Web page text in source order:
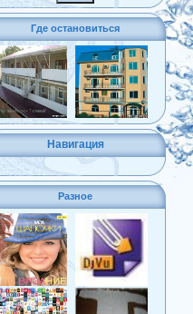
Где остановиться
Навигация
Разное